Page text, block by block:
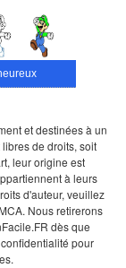
et destinées à un
de droits, soit
leur origine est
à leurs
d'auteur, veuillez
Nous retirerons
dès que
pour